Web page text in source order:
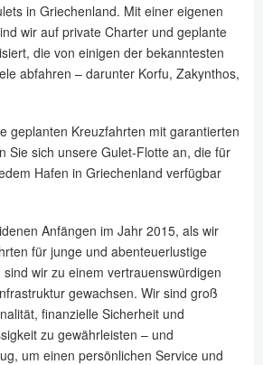
in Griechenland. Mit einer eigenen
wir auf private Charter und geplante
die von einigen der bekanntesten
abfahren – darunter Korfu, Zakynthos,
geplanten Kreuzfahrten mit garantierten
Sie sich unsere Gulet-Flotte an, die für
Hafen in Griechenland verfügbar
Anfängen im Jahr 2015, als wir
für junge und abenteuerlustige
wir zu einem vertrauenswürdigen
gewachsen. Wir sind groß
finanzielle Sicherheit und
zu gewährleisten – und
um einen persönlichen Service und